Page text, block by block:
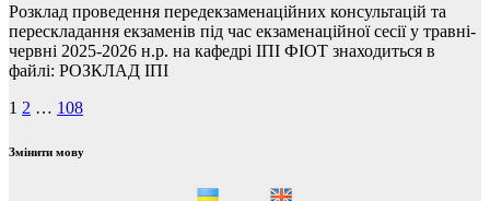
Розклад проведення передекзаменаційних консультацій та
перескладання екзаменів під час екзаменаційної сесії у травні-
червні 2025-2026 н.р. на кафедрі ІПІ ФІОТ знаходиться в
файлі: РОЗКЛАД ІПІ
Пагінація
записів
1 2 … 108
Змінити мову